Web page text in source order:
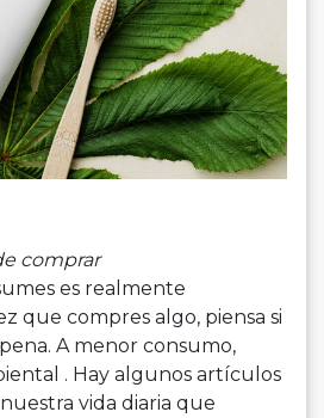
comprar
es realmente
que compres algo, piensa si
A menor consumo,
. Hay algunos artículos
vida diaria que